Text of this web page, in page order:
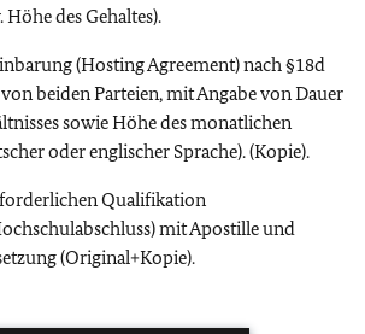
des Gehaltes).
(Hosting Agreement) nach §18d
beiden Parteien, mit Angabe von Dauer
sowie Höhe des monatlichen
oder englischer Sprache). (Kopie).
Qualifikation
mit Apostille und
(Original+Kopie).